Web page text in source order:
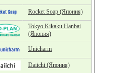
Rocket Soap (Япония)
Tokyo Kikaku Hanbai
(Япония)
Unicharm
Daiichi (Япония)